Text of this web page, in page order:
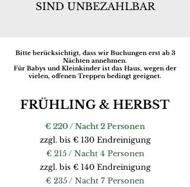
SIND UNBEZAHLBAR
Bitte berücksichtigt, dass wir Buchungen erst ab 3
Nächten annehmen.
Für Babys und Kleinkinder ist das Haus, wegen der
vielen, offenen Treppen bedingt geeignet.
FRÜHLING & HERBST
€ 220 / Nacht 2 Personen
zzgl. bis € 130 Endreinigung
€ 215 / Nacht 4 Personen
zzgl. bis € 140 Endreinigung
€ 235 / Nacht 7 Personen